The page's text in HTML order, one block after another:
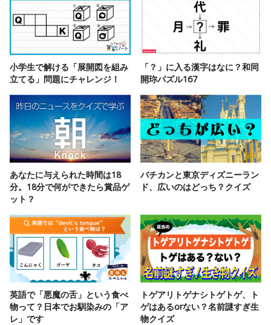
小学生で解ける「展開図を組み
立てる」問題にチャレンジ！
「？」に入る漢字はなに？和同
開珎パズル167
あなたに与えられた時間は18
分。18分で何ができたら賞品ゲ
ット？
バチカンと東京ディズニーラン
ド、広いのはどっち？クイズ
英語で「悪魔の舌」という食べ
物って？日本でお馴染みの「ア
レ」です
トゲアリトゲナシトゲトゲ、ト
ゲはあるorない？名前謎すぎ生
物クイズ